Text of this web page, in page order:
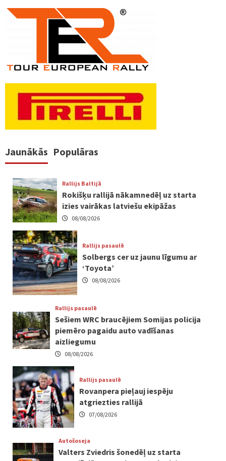
Jaunākās Populāras
Rallijs Baltijā
Rokišķu rallijā nākamnedēļ uz starta
izies vairākas latviešu ekipāžas
08/08/2026
Rallijs pasaulē
Solbergs cer uz jaunu līgumu ar
‘Toyota’
08/08/2026
Rallijs pasaulē
Sešiem WRC braucējiem Somijas policija
piemēro pagaidu auto vadīšanas
aizliegumu
08/08/2026
Rallijs pasaulē
Rovanpera pieļauj iespēju
atgriezties rallijā
07/08/2026
Autošoseja
Valters Zviedris šonedēļ uz starta